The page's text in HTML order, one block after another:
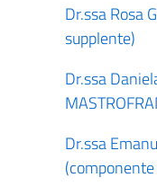
Dr.ssa Rosa
supplente)
Dr.ssa
Dr.ssa